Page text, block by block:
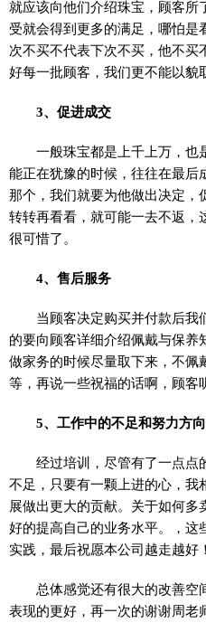
就应该向他们介绍珠宝，顾客所
受就会得到更多的满足，哪怕
次不买不代表下次不买，他不
好每一批顾客，我们更不能以貌
3、促进成交
一般珠宝都是上千上万，也
能正在犹豫的时候，往往在最后
那个，我们就要为他做出决定，
转转再看看，就可能一去不返，
很可惜了。
4、售后服务
当顾客决定购买并付款后我
的要向顾客详细介绍佩戴与保养
做家务的时候尽量取下来，不佩
等，再说一些祝福的话啊，顾客
5、工作中的不足和努力方向
经过培训，尽管有了一点点
不足，只要有一颗上进的心，我
展做出更大的贡献。关于如何多
好的提高自己的业务水平。，这
实践，最后祝愿本公司越走越好！
总体感觉还有很大的改善空
表现的更好，再一次的谢谢周老